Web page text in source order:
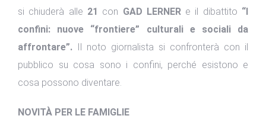
si chiuderà alle 21 con GAD LERNERe il dibattito “I
confini: nuove “frontiere” culturali e sociali da
affrontare”. Il noto giornalista si confronterà con il
pubblico su cosa sono i confini, perché esistono e
cosa possono diventare.
NOVITÀ PER LE FAMIGLIE